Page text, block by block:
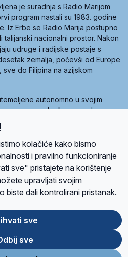
je suradnja s Radio Marijom
program nastali su 1983. godine
Iz Erbe se Radio Marija postupno
nacionalni prostor. Nakon
udruge i radijske postaje s
zemalja, počevši od Europe
do Filipina na azijskom
autonomno u svojim
preko krovne udruge
utemeljilo je sedam članica, među
Marija.
PrijateljiKontaktPravila privatnosti
reCAPTCHA sustavom
kolačiće kako bismo
i pravilno funkcioniranje
sve" pristajete na korištenje
upravljati svojim
biste dali kontrolirani pristanak.
sve
sve